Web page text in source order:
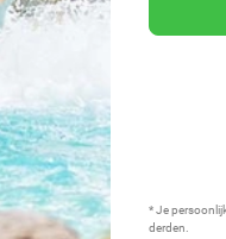
* Je
derden.